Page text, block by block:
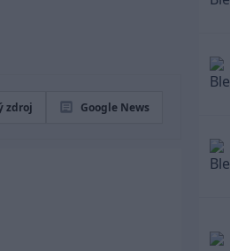
zdroj Google News